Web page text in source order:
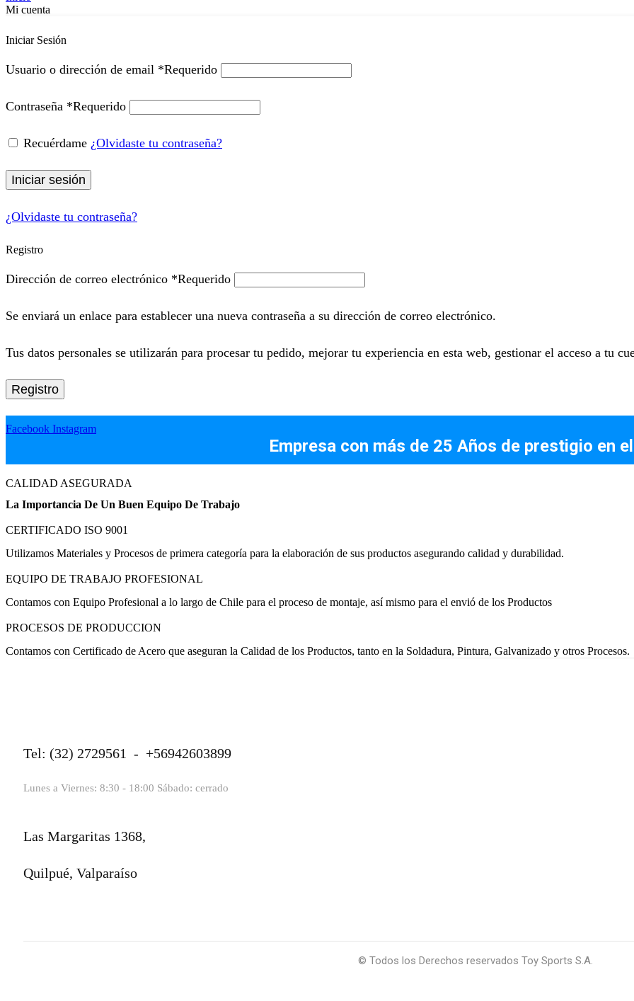
Mi cuenta
Iniciar Sesión
Usuario o dirección de email *Requerido
Contraseña *Requerido
Recuérdame ¿Olvidaste tu contraseña?
Iniciar sesión
¿Olvidaste tu contraseña?
Registro
Dirección de correo electrónico *Requerido
Se enviará un enlace para establecer una nueva contraseña a su dirección de correo electrónico.
Tus datos personales se utilizarán para procesar tu pedido, mejorar tu experiencia en esta web, gestionar el acceso a tu
Registro
Facebook Instagram
Empresa con más de 25 Años de prestigio en
CALIDAD ASEGURADA
La Importancia De Un Buen Equipo De Trabajo
CERTIFICADO ISO 9001
Utilizamos Materiales y Procesos de primera categoría para la elaboración de sus productos asegurando calidad y durabilidad.
EQUIPO DE TRABAJO PROFESIONAL
Contamos con Equipo Profesional a lo largo de Chile para el proceso de montaje, así mismo para el envió de los Productos
PROCESOS DE PRODUCCION
Contamos con Certificado de Acero que aseguran la Calidad de los Productos, tanto en la Soldadura, Pintura, Galvanizado y otros Procesos.
Tel: (32) 2729561 - +56942603899
Lunes a Viernes: 8:30 - 18:00 Sábado: cerrado
Las Margaritas 1368,
Quilpué, Valparaíso
© Todos los Derechos reservados Toy Sports S.A.